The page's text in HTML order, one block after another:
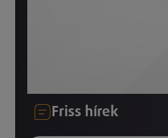
Friss hírek